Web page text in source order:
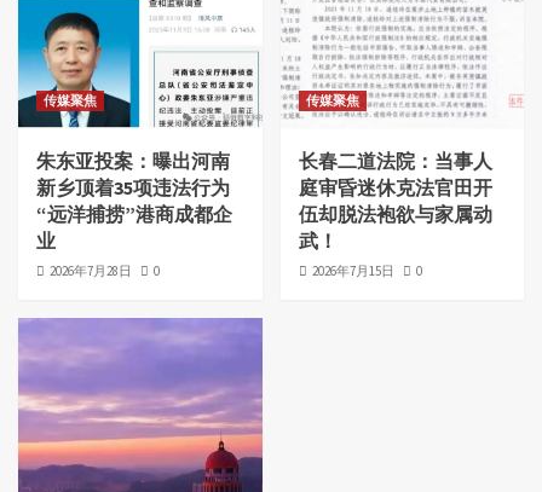
传媒聚焦
朱东亚投案：曝出河南
新乡顶着35项违法行为
“远洋捕捞”港商成都企
业
2026年7月28日 0
传媒聚焦
长春二道法院：当事人
庭审昏迷休克法官田开
伍却脱法袍欲与家属动
武！
2026年7月15日 0